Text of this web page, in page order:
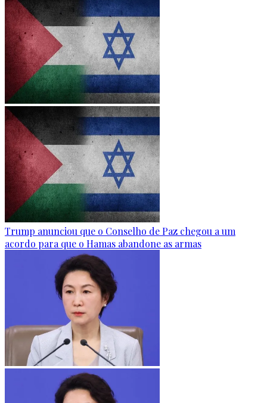
Trump anunciou que o Conselho de Paz chegou a um
acordo para que o Hamas abandone as armas